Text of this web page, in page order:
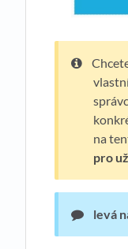
na
pro
levá